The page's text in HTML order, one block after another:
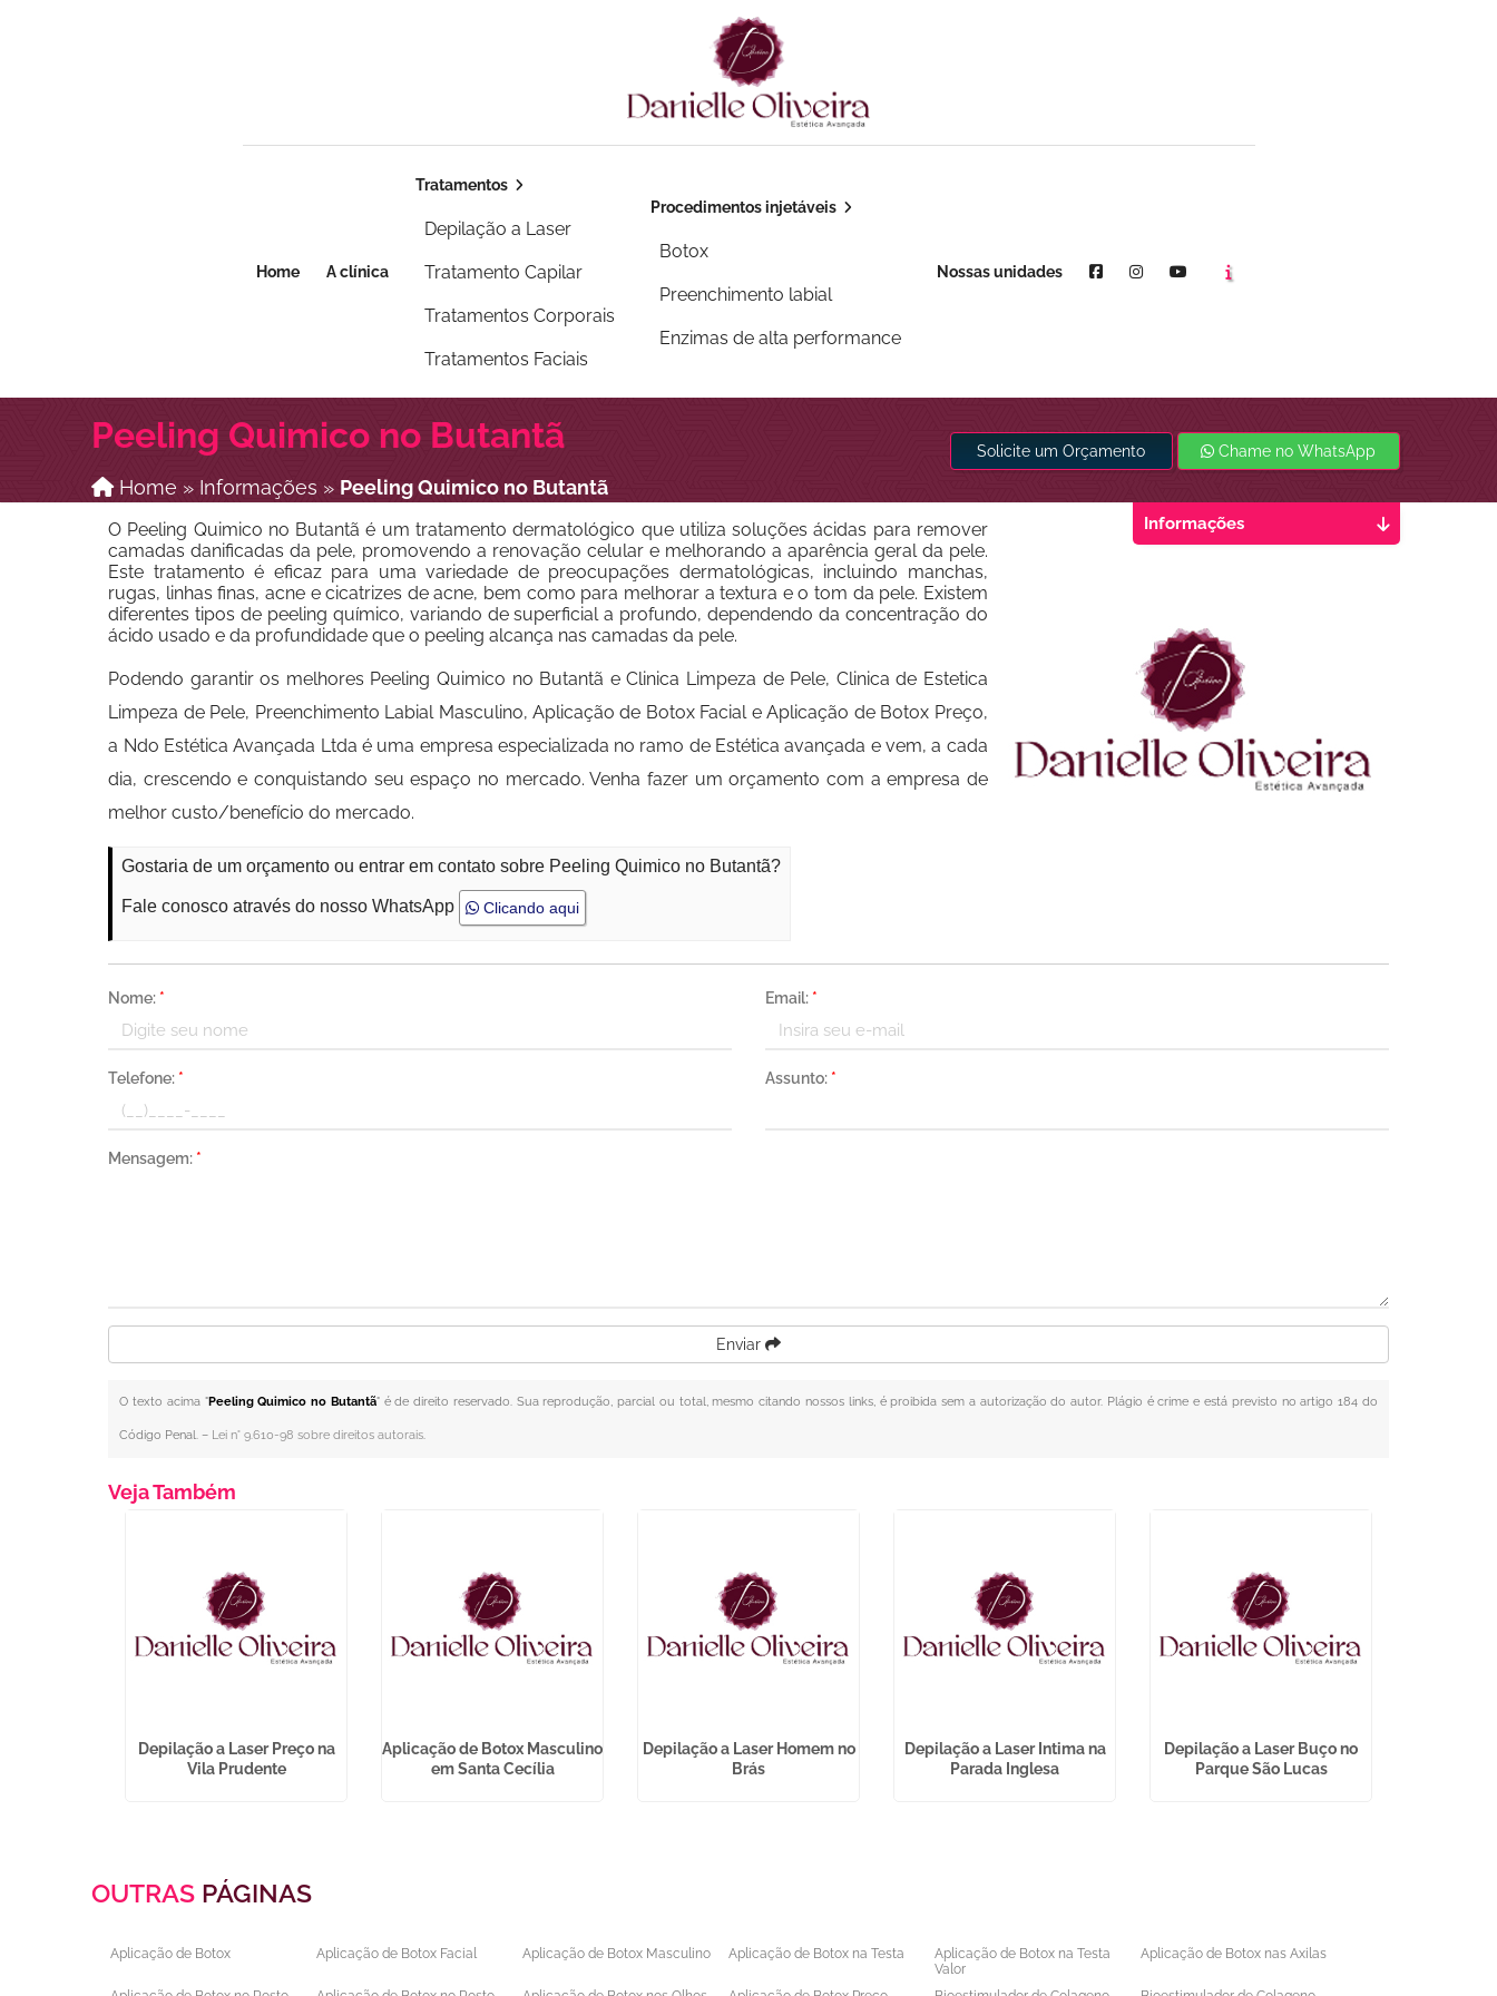
Home A clínica
Tratamentos
Depilação a Laser
Tratamento Capilar
Tratamentos Corporais
Tratamentos Faciais
Procedimentos injetáveis
Botox
Preenchimento labial
Enzimas de alta performance
Nossas unidades Youtube
Peeling Quimico no Butantã
Home » Informações » Peeling Quimico no Butantã
Solicite um Orçamento Chame no WhatsApp
O Peeling Quimico no Butantã é um tratamento dermatológico que utiliza soluções ácidas para remover
camadas danificadas da pele, promovendo a renovação celular e melhorando a aparência geral da pele.
Este tratamento é eficaz para uma variedade de preocupações dermatológicas, incluindo manchas,
rugas, linhas finas, acne e cicatrizes de acne, bem como para melhorar a textura e o tom da pele. Existem
diferentes tipos de peeling químico, variando de superficial a profundo, dependendo da concentração do
ácido usado e da profundidade que o peeling alcança nas camadas da pele.
Podendo garantir os melhores Peeling Quimico no Butantã e Clinica Limpeza de Pele, Clinica de Estetica
Limpeza de Pele, Preenchimento Labial Masculino, Aplicação de Botox Facial e Aplicação de Botox Preço,
a Ndo Estética Avançada Ltda é uma empresa especializada no ramo de Estética avançada e vem, a cada
dia, crescendo e conquistando seu espaço no mercado. Venha fazer um orçamento com a empresa de
melhor custo/benefício do mercado.
Gostaria de um orçamento ou entrar em contato sobre Peeling Quimico no Butantã?
Fale conosco através do nosso WhatsApp Clicando aqui
Nome: * Email: *
Telefone: * Assunto: *
Mensagem: *
Enviar
O texto acima "Peeling Quimico no Butantã" é de direito reservado. Sua reprodução, parcial ou total, mesmo citando nossos links, é proibida sem a autorização do autor. Plágio é crime e está previsto no artigo 184 do
Código Penal. – Lei n° 9.610-98 sobre direitos autorais.
Informações
Veja Também
Depilação a Laser Preço na
Vila Prudente
Aplicação de Botox Masculino
em Santa Cecília
Depilação a Laser Homem no
Brás
Depilação a Laser Intima na
Parada Inglesa
Depilação a Laser Buço no
Parque São Lucas
OUTRAS PÁGINAS
Aplicação de Botox Aplicação de Botox Facial Aplicação de Botox Masculino Aplicação de Botox na Testa
Aplicação de Botox na Testa
Valor
Aplicação de Botox nas Axilas